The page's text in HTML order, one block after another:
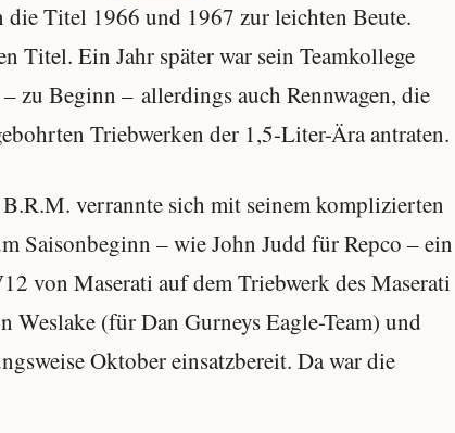
Titel 1966 und 1967 zur leichten Beute.
Titel. Ein Jahr später war sein Teamkollege
zu Beginn – allerdings auch Rennwagen, die
Triebwerken der 1,5-Liter-Ära antraten.
verrannte sich mit seinem komplizierten
Saisonbeginn – wie John Judd für Repco – ein
von Maserati auf dem Triebwerk des Maserati
(für Dan Gurneys Eagle-Team) und
Oktober einsatzbereit. Da war die